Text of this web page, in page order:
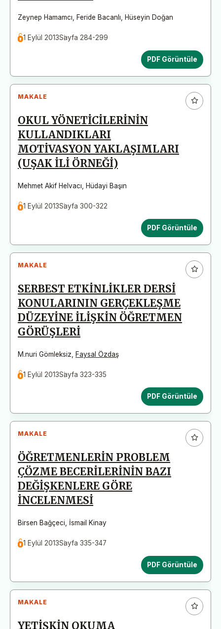
Zeynep Hamamcı Feride Bacanlı Hüseyin Doğan
1 Eylül 2013Sayfa 284-299
PDF Görüntüle
MAKALE
OKUL YÖNETİCİLERİNİN
KULLANDIKLARI
MOTİVASYON YAKLAŞIMLARI
(UŞAK İLİ ÖRNEĞİ)
Mehmet Akif Helvacı Hüdayi Başın
1 Eylül 2013Sayfa 300-322
PDF Görüntüle
MAKALE
SERBEST ETKİNLİKLER DERSİ
KONULARININ GERÇEKLEŞME
DÜZEYİNE İLİŞKİN ÖĞRETMEN
GÖRÜŞLERİ
M.nuri Gömleksiz Faysal Özdaş
1 Eylül 2013Sayfa 323-335
PDF Görüntüle
MAKALE
ÖĞRETMENLERİN PROBLEM
ÇÖZME BECERİLERİNİN BAZI
DEĞİŞKENLERE GÖRE
İNCELENMESİ
Birsen Bağçeci İsmail Kinay
1 Eylül 2013Sayfa 335-347
PDF Görüntüle
MAKALE
YETİŞKİN OKUMA